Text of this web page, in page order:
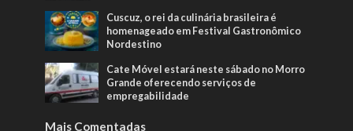
Cuscuz, o rei da culinária brasileira é
homenageado em Festival Gastronômico
Nordestino
Cate Móvel estará neste sábado no Morro
Grande oferecendo serviços de
empregabilidade
Mais Comentadas